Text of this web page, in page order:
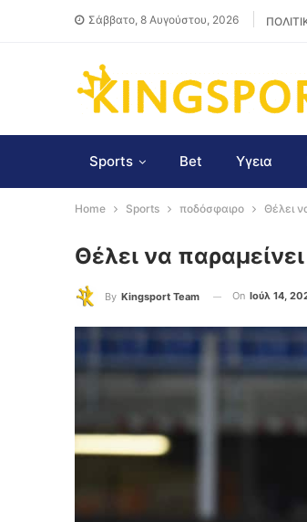
Σάββατο, 8 Αυγούστου, 2026
Sports Bet Υγεια
Home Sports ποδόσφαιρο Θέλει
Θέλει να
By Kingsport Team On Ιούλ 14,